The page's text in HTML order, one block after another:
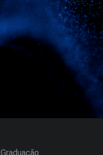
Graduação